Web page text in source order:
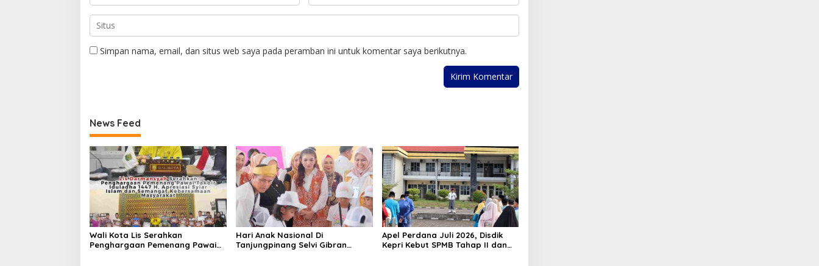
Simpan nama, email, dan situs web saya pada peramban ini untuk komentar saya berikutnya.
News Feed
Wali Kota Lis Serahkan
Penghargaan Pemenang Pawai
Hari Anak Nasional Di
Tanjungpinang Selvi Gibran
Apel Perdana Juli 2026, Disdik
Kepri Kebut SPMB Tahap II dan